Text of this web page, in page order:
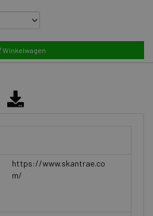
Winkelwagen
https://www.skantrae.co
m/